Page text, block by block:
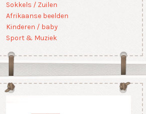
Sokkels / Zuilen
Afrikaanse beelden
Kinderen / baby
Sport & Muziek